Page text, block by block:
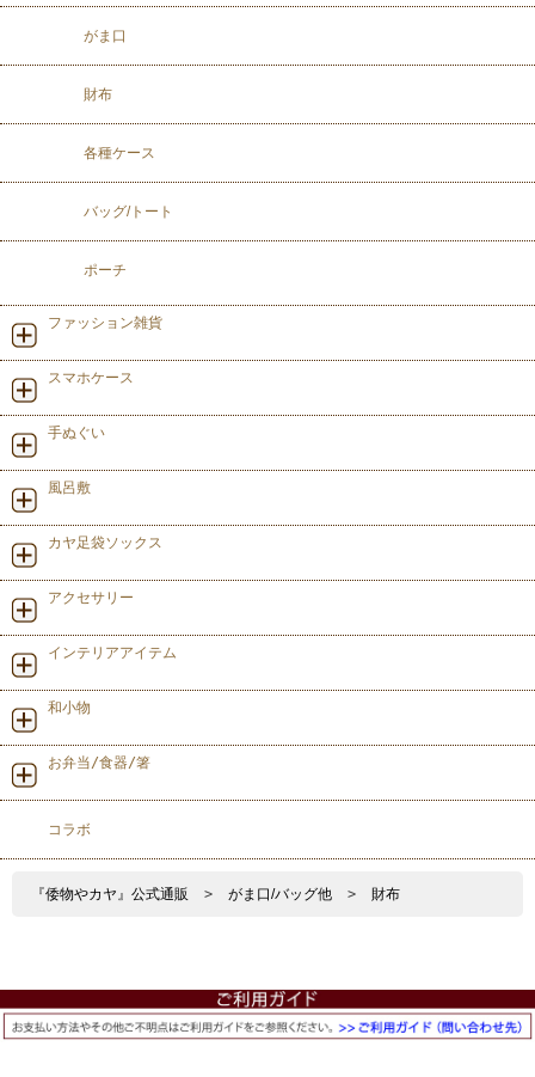
がま口
財布
各種ケース
バッグ/トート
ポーチ
ファッション雑貨
スマホケース
手ぬぐい
風呂敷
カヤ足袋ソックス
アクセサリー
インテリアアイテム
和小物
お弁当/食器/箸
コラボ
『倭物やカヤ』公式通販 > がま口/バッグ他 > 財布